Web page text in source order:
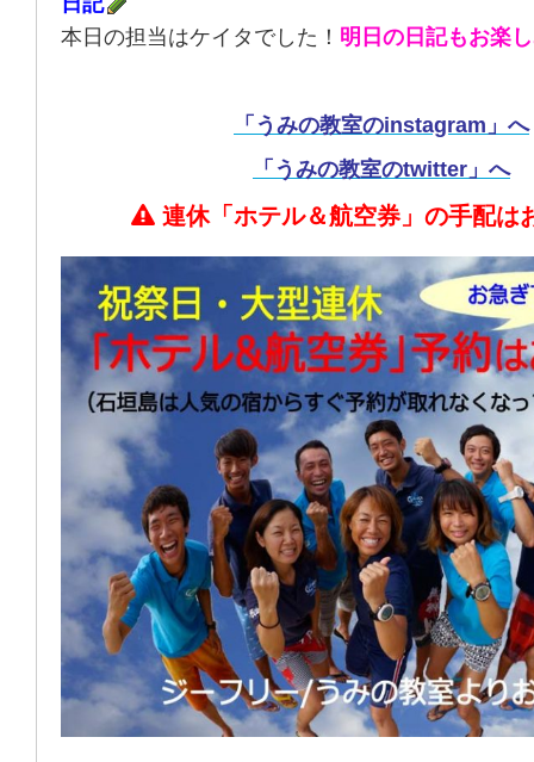
本日の担当はケイタでした！ 明日の日記もお楽
「うみの教室のinstagram」へ
「うみの教室のtwitter」へ
連休「ホテル＆航空券」の手配は